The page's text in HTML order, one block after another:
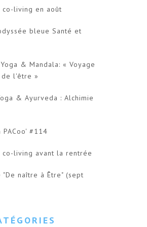
co-living en août
bleue Santé et
& Mandala: « Voyage
de l'être »
& Ayurveda : Alchimie
PACoo' #114
co-living avant la rentrée
"De naître à Être" (sept